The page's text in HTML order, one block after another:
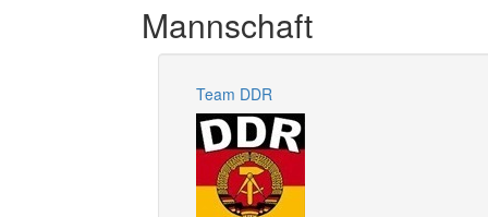
Mannschaft
Team DDR